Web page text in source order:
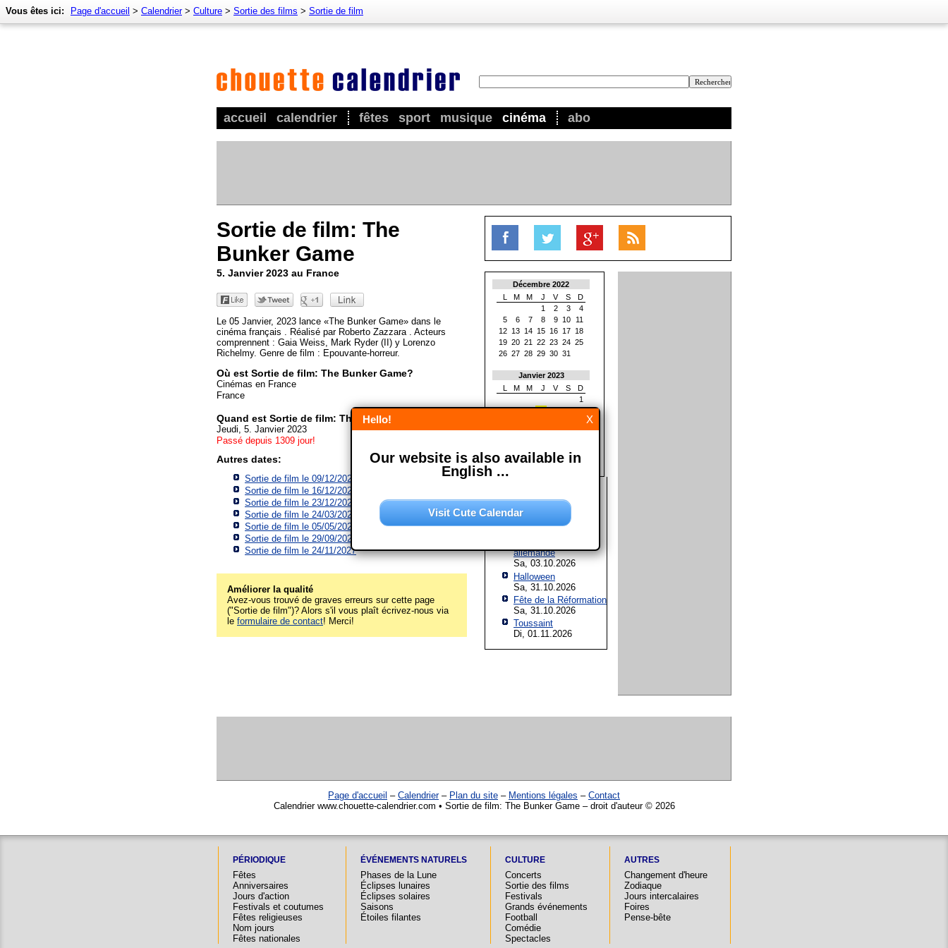
accueil calendrier fêtes sport musique cinéma abo
Vous êtes ici: Page d'accueil > Calendrier> Culture > Sortie des films > Sortie de film
Sortie de film: The
Bunker Game
5. Janvier 2023 au France
Le 05 Janvier, 2023 lance «The Bunker Game» dans le
cinéma français . Réalisé par Roberto Zazzara . Acteurs
comprennent : Gaia Weiss, Mark Ryder (II) y Lorenzo
Richelmy. Genre de film : Epouvante-horreur.
Où est Sortie de film: The Bunker Game?
Cinémas en France
France
Quand est Sortie de film: The Bunker Game?
Jeudi, 5. Janvier 2023
Passé depuis 1309 jour!
Autres dates:
Sortie de film le 09/12/2026
Sortie de film le 16/12/2026
Sortie de film le 23/12/2026
Sortie de film le 24/03/2027
Sortie de film le 05/05/2027
Sortie de film le 29/09/2027
Sortie de film le 24/11/2027
Améliorer la qualité
Avez-vous trouvé de graves erreurs sur cette page
("Sortie de film")? Alors s'il vous plaît écrivez-nous via
le formulaire de contact! Merci!
Décembre 2022
L
M M J V S
D
1
2 3
4
5
6 7 8 9 10
11
12 13 14 15 16 17 18
19 20 21 22 23 24 25
26 27 28 29 30 31
Janvier 2023
L
M M J V S
D
1
2
3 4 5 6 7
8
16 17 18 19 20 21 22
30 31
jours fériés
Assomption de Marie
Sa, 15.08.2026
allemande
Sa, 03.10.2026
Halloween
Sa, 31.10.2026
Fête de la Réformation
Sa, 31.10.2026
Toussaint
Di, 01.11.2026
Page d'accueil – Calendrier– Plan du site – Mentions légales – Contact
Calendrier www.chouette-calendrier.com • Sortie de film: The Bunker Game – droit d'auteur © 2026
PÉRIODIQUE
Fêtes
Anniversaires
Jours d'action
Festivals et coutumes
Fêtes religieuses
Nom jours
Fêtes nationales
ÉVÉNEMENTS NATURELS
Phases de la Lune
Éclipses lunaires
Éclipses solaires
Saisons
Étoiles filantes
CULTURE
Concerts
Sortie des films
Festivals
Grands événements
Football
Comédie
Spectacles
AUTRES
Changement d'heure
Zodiaque
Jours intercalaires
Foires
Pense-bête
X
Hello!
Our website is also available in
English ...
Visit Cute Calendar